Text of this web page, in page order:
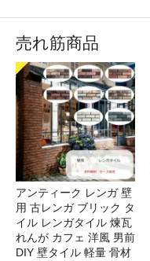
売れ筋商品
アンティーク レンガ 壁
用 古レンガ ブリック タ
イル レンガタイル 煉瓦
れんが カフェ 洋風 男前
DIY 壁タイル 軽量 骨材